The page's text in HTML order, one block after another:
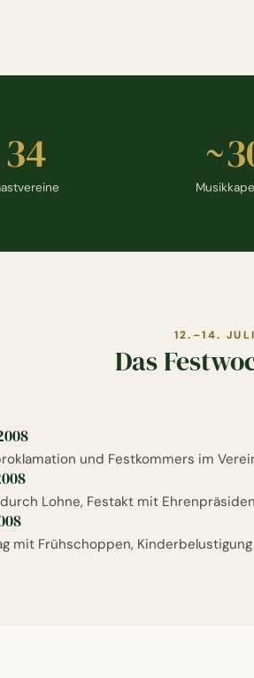
34
12.–14.
Das
und Festkommers im
Lohne, Festakt mit
mit Frühschoppen,